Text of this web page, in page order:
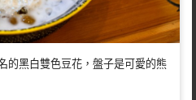
的黑白雙色豆花，盤子是可愛的熊